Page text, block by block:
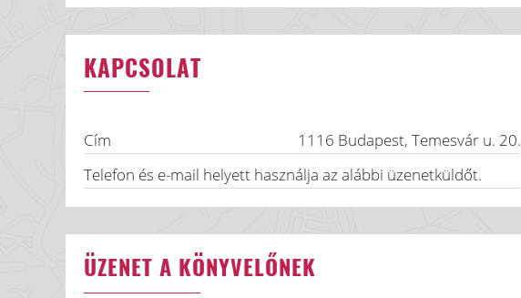
KAPCSOLAT
Cím 1116 Budapest, Temesvár u. 20.
Telefon és e-mail helyett használja az alábbi üzenetküldőt.
ÜZENET A KÖNYVELŐNEK